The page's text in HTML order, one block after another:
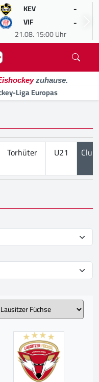
KEV -
VIF -
21.08. 15:00 Uhr
zuhause.
Liga Europas
Torhüter U21